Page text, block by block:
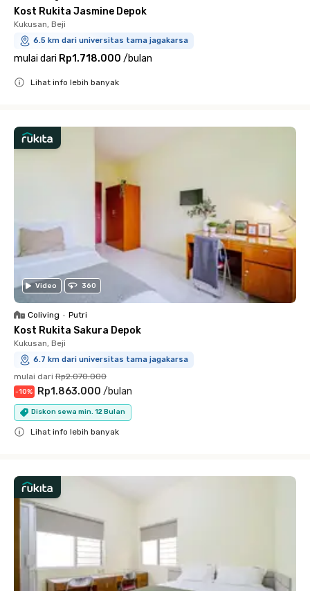
Kost Rukita Jasmine Depok
Kukusan, Beji
6.5 km dari universitas tama jagakarsa
mulai dari Rp1.718.000 /bulan
Lihat info lebih banyak
Video 360
Coliving • Putri
Kost Rukita Sakura Depok
Kukusan, Beji
6.7 km dari universitas tama jagakarsa
mulai dari Rp2.070.000
-10% Rp1.863.000 /bulan
Diskon sewa min. 12 Bulan
Lihat info lebih banyak